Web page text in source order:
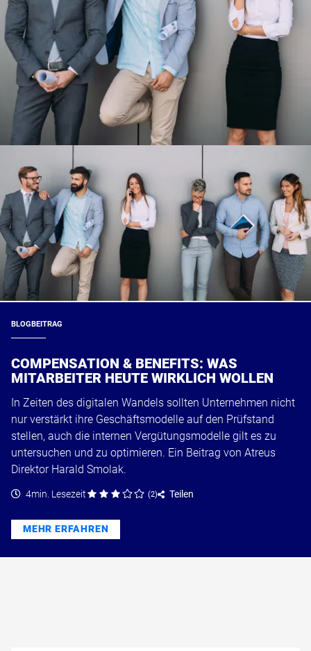
BLOGBEITRAG
COMPENSATION & BENEFITS: WAS
MITARBEITER HEUTE WIRKLICH WOLLEN
In Zeiten des digitalen Wandels sollten Unternehmen nicht
nur verstärkt ihre Geschäftsmodelle auf den Prüfstand
stellen, auch die internen Vergütungsmodelle gilt es zu
untersuchen und zu optimieren. Ein Beitrag von Atreus
Direktor Harald Smolak.
4min. Lesezeit (2) Teilen
MEHR ERFAHREN